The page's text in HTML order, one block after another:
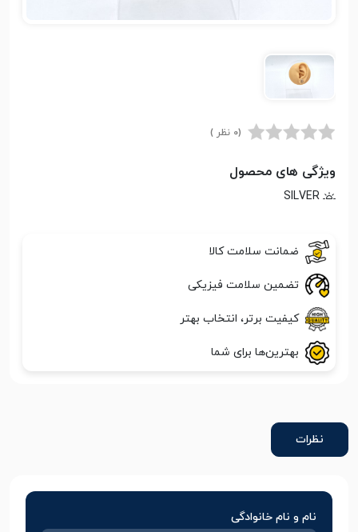
(0 نظر )
ویژگی های محصول
SILVER
ضمانت سلامت کالا
تضمین سلامت فیزیکی
کیفیت برتر، انتخاب بهتر
بهترین‌ها برای شما
نظرات
نام و نام خانوادگی